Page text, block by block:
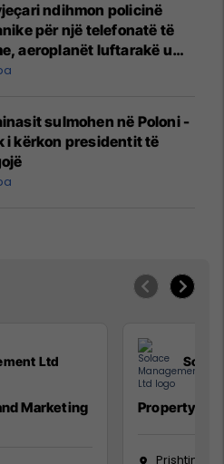
ndihmon policinë
për një telefonatë të
aeroplanët luftarakë u
në ajër për të
sulmohen në Poloni -
i kërkon presidentit të
Ltd
Marketing
Property
Prishtinë